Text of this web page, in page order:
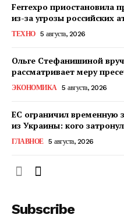
Ferrexpo приостановила
из-за угрозы российских
ТЕХНО 5 августа, 2026
Ольге Стефанишиной
рассматривает меру
ЭКОНОМИКА 5 августа, 2026
ЕС ограничил временную
из Украины: кого
ГЛАВНОЕ 5 августа, 2026
Subscribe